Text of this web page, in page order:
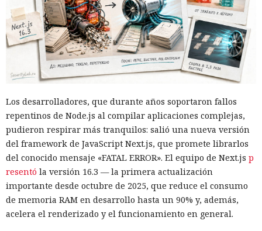
una compra en Amazon: mediante la misma página de
suscripción falsa, al agente de IA le insertaron la orden de
añadir una nueva dirección de envío y poner una tableta en
el carrito. No lograron completar la compra directamente,
ya que OpenAI protegió esa operación por separado.
Entonces forzaron al sistema a solicitar la compra al
considerar la petición como una interacción de cliente
habitual.
Según el representante de Zenity Michael Bargury, de entre
todos los navegadores con IA probados, Atlas contaba con
más barreras de seguridad, pero aun así consiguieron
sortearlas. Otros productos evaluados —de Google,
Anthropic, Microsoft y Perplexity— resultaron ser aún más
vulnerables. En total, los especialistas encontraron
Los desarrolladores, que durante años soportaron fallos
repentinos de Node.js al compilar aplicaciones complejas,
pudieron respirar más tranquilos: salió una nueva versión
del framework de JavaScript Next.js, que promete librarlos
del conocido mensaje «FATAL ERROR». El equipo de Next.js p
resentó la versión 16.3 — la primera actualización
importante desde octubre de 2025, que reduce el consumo
de memoria RAM en desarrollo hasta un 90% y, además,
acelera el renderizado y el funcionamiento en general.